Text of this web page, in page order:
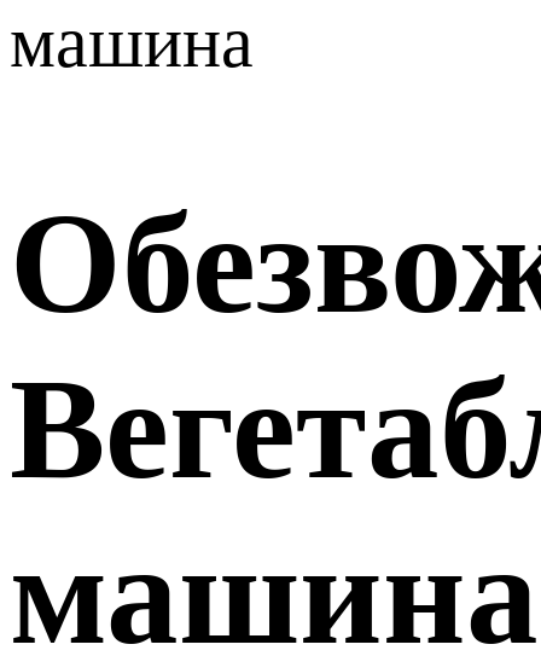
машина
машина